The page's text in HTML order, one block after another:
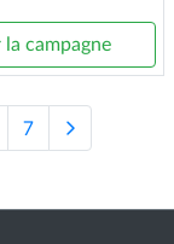
la campagne
7